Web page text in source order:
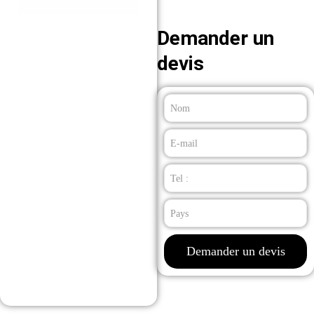
Demander un
devis
Demander un devis